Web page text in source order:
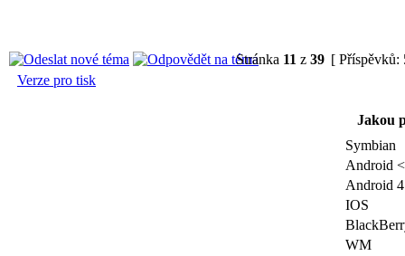
Stránka 11 z 39 [
Verze pro tisk
Jakou
Symbian
Android
Android
IOS
WM